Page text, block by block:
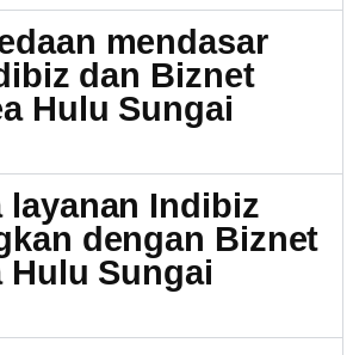
mendasar
dan Biznet
Hulu Sungai
layanan Indibiz
dengan Biznet
Hulu Sungai